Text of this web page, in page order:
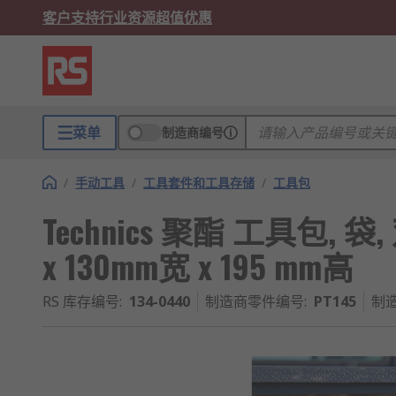
客户支持行业资源超值优惠
菜单 制造商编号
/ 手动工具 / 工具套件和工具存储 / 工具包
Technics 聚酯 工具包,
x 130mm宽 x 195 mm高
RS 库存编号: 134-0440 制造商零件编号: PT145 制